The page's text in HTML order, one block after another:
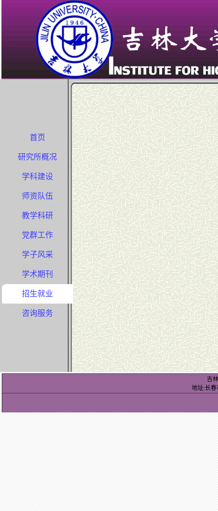
首页
研究所概况
学科建设
师资队伍
教学科研
党群工作
学子风采
学术期刊
招生就业
咨询服务
吉
地址:长春